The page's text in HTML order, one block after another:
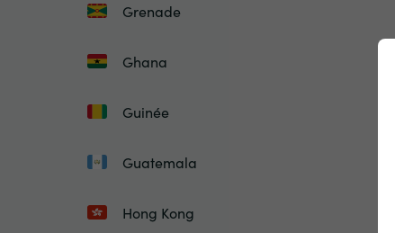
Grenade
Ghana
Guinée
Guatemala
Hong Kong